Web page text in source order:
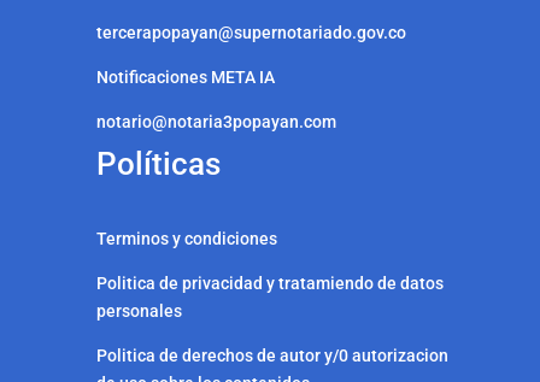
tercerapopayan@supernotariado.gov.co
Notificaciones META IA
notario@notaria3popayan.com
Políticas
Terminos y condiciones
Politica de privacidad y tratamiendo de datos
personales
Politica de derechos de autor y/0 autorizacion